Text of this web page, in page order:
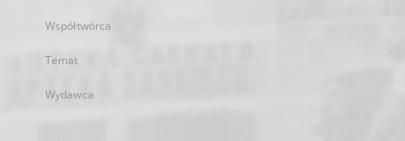
Współtwórca
Temat
Wydawca